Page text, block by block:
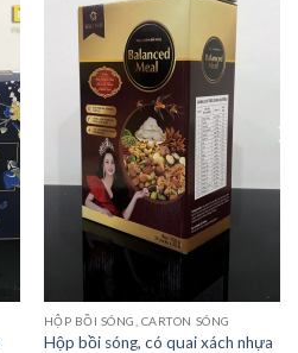
HỘP BỒI SÓNG, CARTON SÓNG
Hộp bồi sóng, có quai xách nhựa